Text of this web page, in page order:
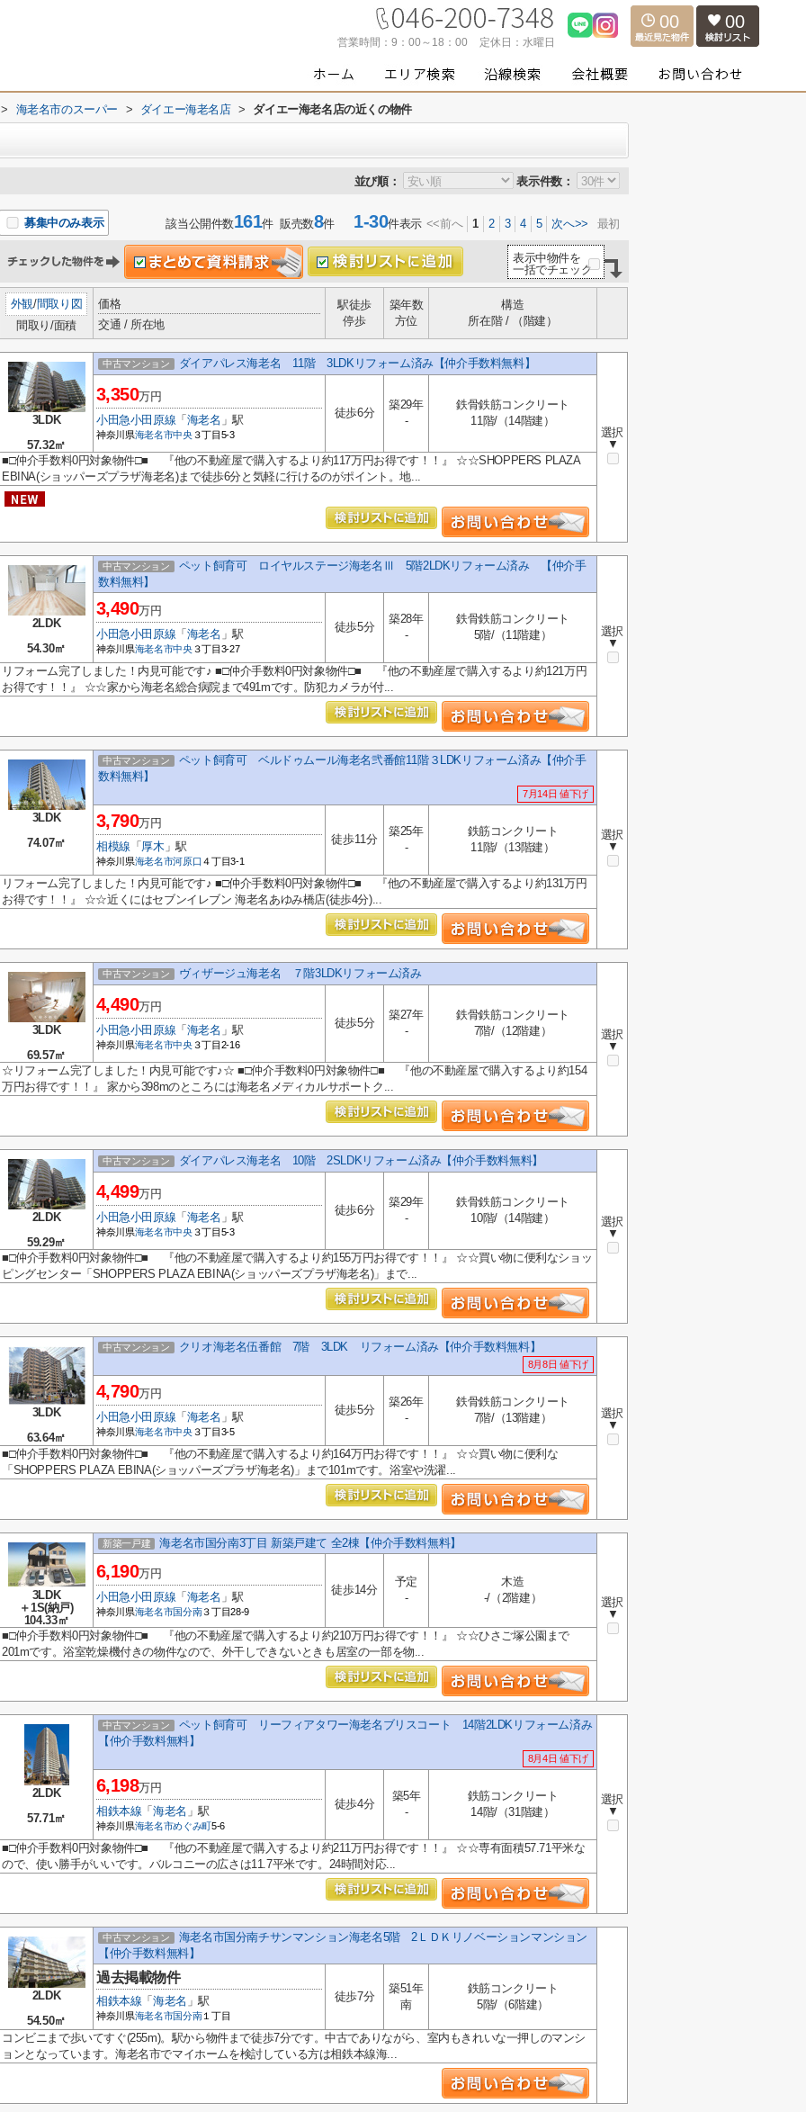
営業時間： 9：00～18：00 定休日： 水曜日
00 00
> 海老名市のスーパー > ダイエー海老名店 > ダイエー海老名店の近くの物件
並び順： 表示件数：
募集中のみ表示 該当公開件数161件 販売数8件1-30件表示 <<前へ 1 2 3 4 5 次へ>> 最初
表示中物件を
一括でチェック
外観/間取り図
間取り/面積
価格
交通 / 所在地
駅徒歩
停歩
築年数
方位
構造
所在階 / （階建）
3LDK
57.32㎡
中古マンション ダイアパレス海老名 11階 3LDKリフォーム済み【仲介手数料無料】
選択
▼
3,350万円
小田急小田原線 「 海老名 」駅
神奈川県海老名市中央３丁目5-3
徒歩6分
築29年
-
鉄骨鉄筋コンクリート
11階/（14階建）
■□仲介手数料0円対象物件□■ 『他の不動産屋で購入するより約117万円お得です！！』 ☆☆SHOPPERS PLAZA
EBINA(ショッパーズプラザ海老名)まで徒歩6分と気軽に行けるのがポイント。地...
2LDK
54.30㎡
中古マンション
ペット飼育可 ロイヤルステージ海老名Ⅲ 5階2LDKリフォーム済み 【仲介手
数料無料】
選択
▼
3,490万円
小田急小田原線 「 海老名 」駅
神奈川県海老名市中央３丁目3-27
徒歩5分
築28年
-
鉄骨鉄筋コンクリート
5階/（11階建）
リフォーム完了しました！内見可能です♪ ■□仲介手数料0円対象物件□■ 『他の不動産屋で購入するより約121万円
お得です！！』 ☆☆家から海老名総合病院まで491mです。防犯カメラが付...
3LDK
74.07㎡
中古マンション
ペット飼育可 ベルドゥムール海老名弐番館11階３LDKリフォーム済み【仲介手
数料無料】
7月14日 値下げ
選択
▼
3,790万円
相模線 「 厚木 」駅
神奈川県海老名市河原口 ４丁目3-1
徒歩11分
築25年
-
鉄筋コンクリート
11階/（13階建）
リフォーム完了しました！内見可能です♪ ■□仲介手数料0円対象物件□■ 『他の不動産屋で購入するより約131万円
お得です！！』 ☆☆近くにはセブンイレブン 海老名あゆみ橋店(徒歩4分)...
3LDK
69.57㎡
中古マンション ヴィザージュ海老名 ７階3LDKリフォーム済み
選択
▼
4,490万円
小田急小田原線 「 海老名 」駅
神奈川県海老名市中央３丁目2-16
徒歩5分
築27年
-
鉄骨鉄筋コンクリート
7階/（12階建）
☆リフォーム完了しました！内見可能です♪☆ ■□仲介手数料0円対象物件□■ 『他の不動産屋で購入するより約154
万円お得です！！』 家から398mのところには海老名メディカルサポートク...
2LDK
59.29㎡
中古マンション ダイアパレス海老名 10階 2SLDKリフォーム済み【仲介手数料無料】
選択
▼
4,499万円
小田急小田原線 「 海老名 」駅
神奈川県海老名市中央３丁目5-3
徒歩6分
築29年
-
鉄骨鉄筋コンクリート
10階/（14階建）
■□仲介手数料0円対象物件□■ 『他の不動産屋で購入するより約155万円お得です！！』 ☆☆買い物に便利なショッ
ピングセンター「SHOPPERS PLAZA EBINA(ショッパーズプラザ海老名)」まで...
3LDK
63.64㎡
中古マンション クリオ海老名伍番館 7階 3LDK リフォーム済み【仲介手数料無料】
8月8日 値下げ
選択
▼
4,790万円
小田急小田原線 「 海老名 」駅
神奈川県海老名市中央３丁目3-5
徒歩5分
築26年
-
鉄骨鉄筋コンクリート
7階/（13階建）
■□仲介手数料0円対象物件□■ 『他の不動産屋で購入するより約164万円お得です！！』 ☆☆買い物に便利な
「SHOPPERS PLAZA EBINA(ショッパーズプラザ海老名)」まで101mです。浴室や洗濯...
3LDK
＋1S(納戸)
104.33㎡
新築一戸建 海老名市国分南3丁目 新築戸建て 全2棟【仲介手数料無料】
選択
▼
6,190万円
小田急小田原線 「 海老名 」駅
神奈川県海老名市国分南３丁目28-9
徒歩14分
予定
-
木造
-/（2階建）
■□仲介手数料0円対象物件□■ 『他の不動産屋で購入するより約210万円お得です！！』 ☆☆ひさご塚公園まで
201mです。浴室乾燥機付きの物件なので、外干しできないときも居室の一部を物...
2LDK
57.71㎡
中古マンション
ペット飼育可 リーフィアタワー海老名ブリスコート 14階2LDKリフォーム済み
【仲介手数料無料】
8月4日 値下げ
選択
▼
6,198万円
相鉄本線 「海老名 」駅
神奈川県海老名市めぐみ町5-6
徒歩4分
築5年
-
鉄筋コンクリート
14階/（31階建）
■□仲介手数料0円対象物件□■ 『他の不動産屋で購入するより約211万円お得です！！』 ☆☆専有面積57.71平米な
ので、使い勝手がいいです。バルコニーの広さは11.7平米です。24時間対応...
2LDK
54.50㎡
中古マンション
海老名市国分南チサンマンション海老名5階 2ＬＤＫリノベーションマンション
【仲介手数料無料】
過去掲載物件
相鉄本線 「海老名 」駅
神奈川県海老名市国分南１丁目
徒歩7分
築51年
南
鉄筋コンクリート
5階/（6階建）
コンビニまで歩いてすぐ(255m)。駅から物件まで徒歩7分です。中古でありながら、室内もきれいな一押しのマンシ
ョンとなっています。海老名市でマイホームを検討している方は相鉄本線海...